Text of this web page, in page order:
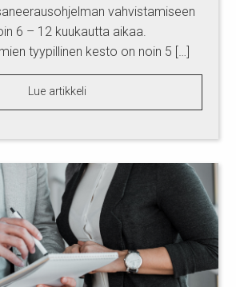
vahvistamiseen
6 – 12 kuukautta aikaa.
tyypillinen kesto on noin 5 […]
Lue artikkeli